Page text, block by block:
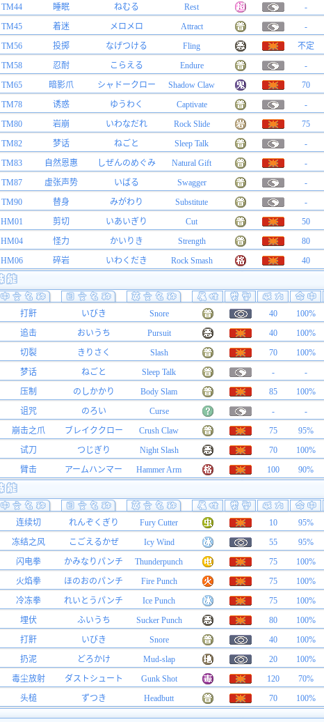
TM44
睡眠 ねむる Rest -
TM45
着迷 メロメロ Attract -
TM56
投掷 なげつける Fling 不定
TM58
忍耐 こらえる Endure -
TM65
暗影爪 シャドークロー Shadow Claw 70
TM78
诱惑 ゆうわく Captivate -
TM80
岩崩 いわなだれ Rock Slide 75
TM82
梦话 ねごと Sleep Talk -
TM83
自然恩惠 しぜんのめぐみ Natural Gift -
TM87
虚张声势 いばる Swagger -
TM90
替身 みがわり Substitute -
HM01
剪切 いあいぎり Cut 50
HM04
怪力 かいりき Strength 80
HM06
碎岩 いわくだき Rock Smash 40
打鼾 いびき Snore 40 100%
追击
おいうち Pursuit 40 100%
切裂
きりさく Slash 70 100%
梦话
ねごと Sleep Talk - -
压制
のしかかり Body Slam 85 100%
诅咒
のろい Curse - -
崩击之爪
ブレイククロー Crush Claw 75 95%
试刀
つじぎり Night Slash 70 100%
臂击
アームハンマー Hammer Arm 100 90%
连续切 れんぞくぎり Fury Cutter 10 95%
冻结之风
こごえるかぜ Icy Wind 55 95%
闪电拳
かみなりパンチ Thunderpunch 75 100%
火焰拳
ほのおのパンチ Fire Punch 75 100%
冷冻拳
れいとうパンチ Ice Punch 75 100%
埋伏
ふいうち Sucker Punch 80 100%
打鼾
いびき Snore 40 100%
扔泥
どろかけ Mud-slap 20 100%
毒尘放射
ダストシュート Gunk Shot 120 70%
头槌
ずつき Headbutt 70 100%